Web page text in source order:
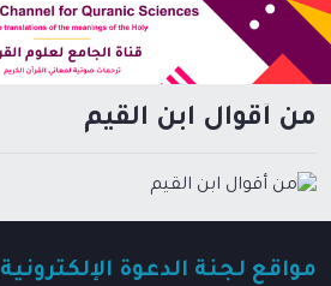
من أقوال ابن القيم
مواقع لجنة الدعوة الإلكترونية